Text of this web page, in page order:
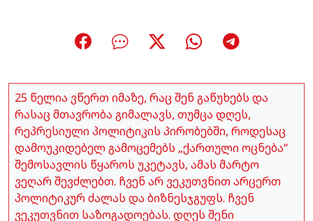
25 წელია ვწერთ იმაზე, რაც შენ გაწუხებს და
რასაც მთავრობა გიმალავს, თუმცა დღეს,
რეპრესიული პოლიტიკის პირობებში, როდესაც
დამოუკიდებელ გამოცემებს „ქართული ოცნება“
შემოსავლის წყაროს უკეტავს, ამას მარტო
ვეღარ შევძლებთ. ჩვენ არ ვეკუთვნით არცერთ
პოლიტიკურ ძალას და ბიზნესჯგუფს. ჩვენ
ვეკუთვნით საზოგადოებას. დღეს შენი